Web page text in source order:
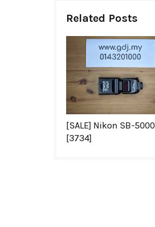
Related Posts
[SALE] Nikon SB-5000
[3734]